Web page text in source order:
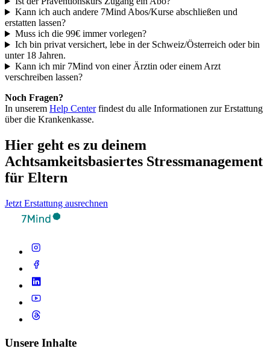
Kann ich auch andere 7Mind Abos/Kurse abschließen und
erstatten lassen?
Muss ich die 99€ immer vorlegen?
Ich bin privat versichert, lebe in der Schweiz/Österreich oder bin
unter 18 Jahren.
Kann ich mir 7Mind von einer Ärztin oder einem Arzt
verschreiben lassen?
Noch Fragen?
In unserem Help Centerfindest du alle Informationen zur Erstattung
über die Krankenkasse.
Hier geht es zu deinem
Achtsamkeitsbasiertes Stressmanagement
für Eltern
Jetzt Erstattung ausrechnen
Unsere Inhalte